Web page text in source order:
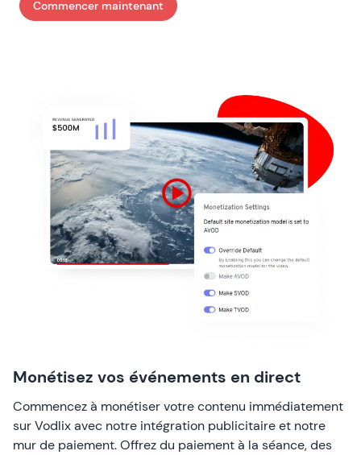
Commencer maintenant: Sécurité du streaming vidéo
Monétisez vos événements en direct
Commencez à monétiser votre contenu immédiatement
sur Vodlix avec notre intégration publicitaire et notre
mur de paiement. Offrez du paiement à la séance, des